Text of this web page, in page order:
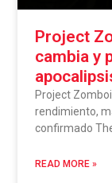
Project
cambia y
Project
rendimiento,
confirmado
READ MORE »